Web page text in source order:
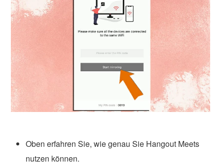
Oben erfahren Sie, wie genau Sie Hangout Meets
nutzen können.